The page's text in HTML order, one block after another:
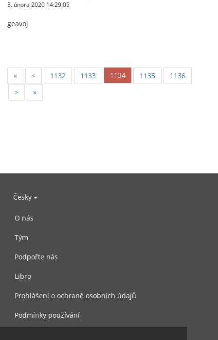
3. února 2020 14:29:05
geavoj
« < 1132 1133 1134 1135
1136
>
»
Česky
O nás
Tým
Podpořte nás
Libro
Prohlášení o ochraně osobních údajů
Podmínky používání